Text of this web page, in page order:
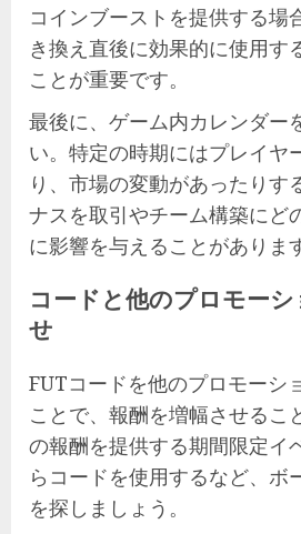
コインブーストを提供する場
き換え直後に効果的に使用す
ことが重要です。
最後に、ゲーム内カレンダー
い。特定の時期にはプレイヤ
り、市場の変動があったりす
ナスを取引やチーム構築にど
に影響を与えることがありま
コードと他のプロモー
せ
FUTコードを他のプロモーシ
ことで、報酬を増幅させるこ
の報酬を提供する期間限定イ
らコードを使用するなど、ボ
を探しましょう。